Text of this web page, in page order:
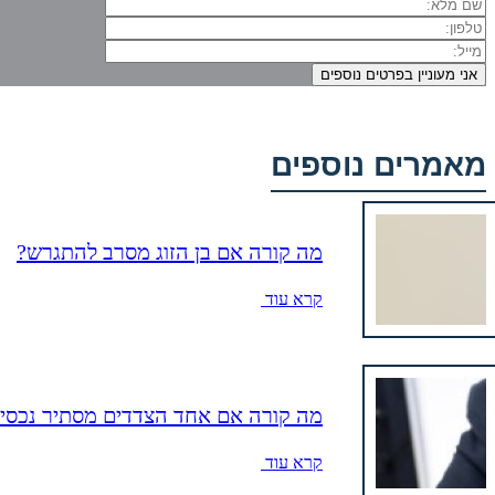
מאמרים נוספים
מה קורה אם בן הזוג מסרב להתגרש?
קרא עוד
מה קורה אם אחד הצדדים מסתיר
קרא עוד